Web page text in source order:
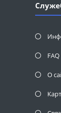
FAQ
О